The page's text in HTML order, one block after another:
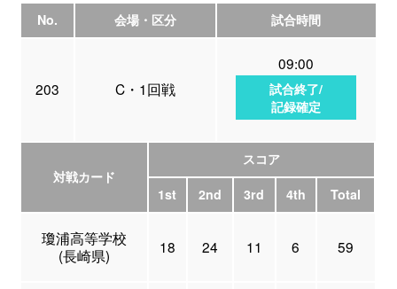
No. 会場・区分 試合時間
203 C・1回戦
09:00
試合終了/
記録確定
対戦カード
スコア
1st
2nd 3rd 4th Total
瓊浦高等学校
(長崎県)
18 24 11 6 59